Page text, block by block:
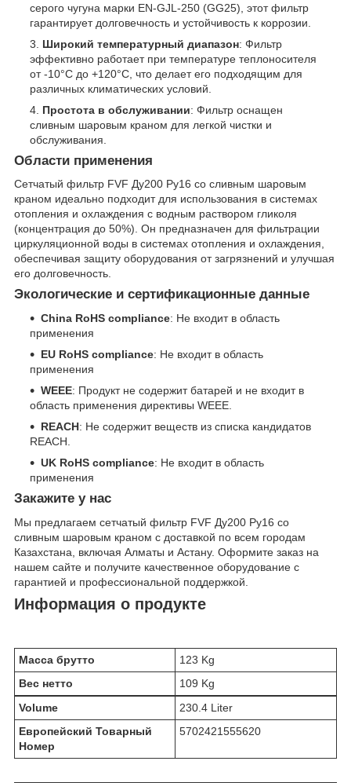
серого чугуна марки EN-GJL-250 (GG25), этот фильтр
гарантирует долговечность и устойчивость к коррозии.
Широкий температурный диапазон: Фильтр
эффективно работает при температуре теплоносителя
от -10°C до +120°C, что делает его подходящим для
различных климатических условий.
Простота в обслуживании: Фильтр оснащен
сливным шаровым краном для легкой чистки и
обслуживания.
Области применения
Сетчатый фильтр FVF Ду200 Ру16 со сливным шаровым
краном идеально подходит для использования в системах
отопления и охлаждения с водным раствором гликоля
(концентрация до 50%). Он предназначен для фильтрации
циркуляционной воды в системах отопления и охлаждения,
обеспечивая защиту оборудования от загрязнений и улучшая
его долговечность.
Экологические и сертификационные данные
China RoHS compliance: Не входит в область
применения
EU RoHS compliance: Не входит в область
применения
WEEE: Продукт не содержит батарей и не входит в
область применения директивы WEEE.
REACH: Не содержит веществ из списка кандидатов
REACH.
UK RoHS compliance: Не входит в область
применения
Закажите у нас
Мы предлагаем сетчатый фильтр FVF Ду200 Ру16 со
сливным шаровым краном с доставкой по всем городам
Казахстана, включая Алматы и Астану. Оформите заказ на
нашем сайте и получите качественное оборудование с
гарантией и профессиональной поддержкой.
Информация о продукте
Масса брутто
123 Kg
Вес нетто
109 Kg
Volume
230.4 Liter
Европейский Товарный
Номер
5702421555620